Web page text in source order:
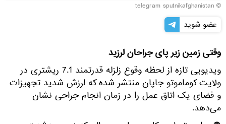
© telegram sputnikafghanistan
عضو شوید
وقتی زمین زیر پای جراحان لرزید
ویدیویی تازه از لحظه وقوع زلزله قدرتمند 7.1 ریشتری در
ولایت کوماموتو جاپان منتشر شده که لرزش شدید تجهیزات
و فضای یک اتاق عمل را در زمان انجام جراحی نشان
می‌دهد.